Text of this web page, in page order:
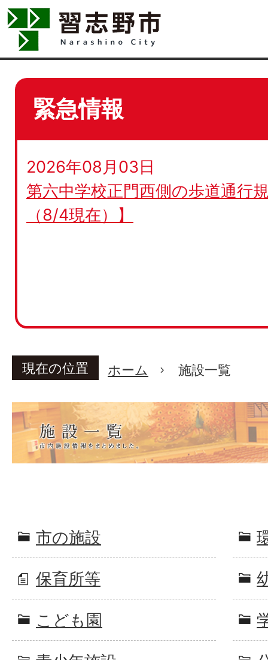
緊急情報
2026年08月03日
第六中学校正門西側の歩道通行
（8/4現在）】
現在の位置 ホーム 施設一覧
市の施設
保育所等
こども園